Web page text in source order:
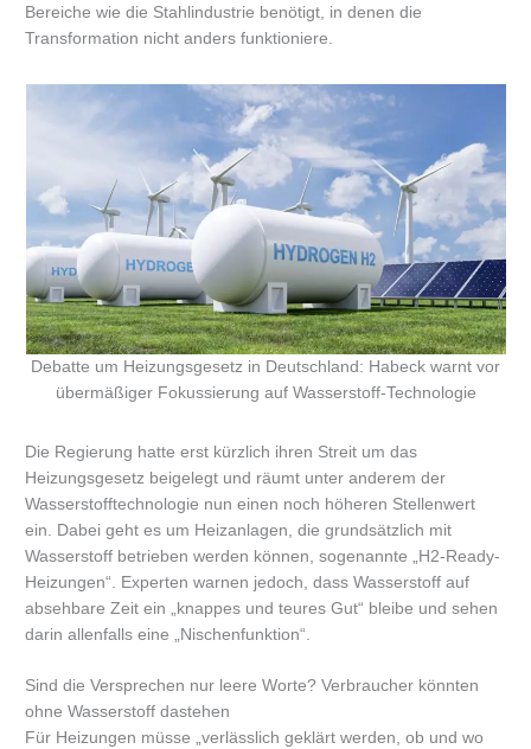
Bereiche wie die Stahlindustrie benötigt, in denen die
Transformation nicht anders funktioniere.
Debatte um Heizungsgesetz in Deutschland: Habeck warnt vor
übermäßiger Fokussierung auf Wasserstoff-Technologie
Die Regierung hatte erst kürzlich ihren Streit um das
Heizungsgesetz beigelegt und räumt unter anderem der
Wasserstofftechnologie nun einen noch höheren Stellenwert
ein. Dabei geht es um Heizanlagen, die grundsätzlich mit
Wasserstoff betrieben werden können, sogenannte „H2-Ready-
Heizungen“. Experten warnen jedoch, dass Wasserstoff auf
absehbare Zeit ein „knappes und teures Gut“ bleibe und sehen
darin allenfalls eine „Nischenfunktion“.
Sind die Versprechen nur leere Worte? Verbraucher könnten
ohne Wasserstoff dastehen
Für Heizungen müsse „verlässlich geklärt werden, ob und wo